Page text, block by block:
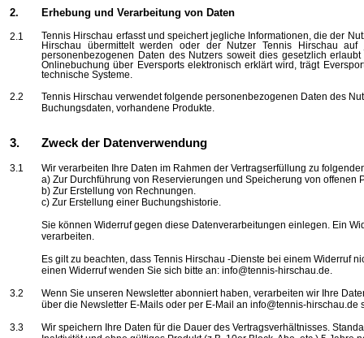
2. Erhebung und Verarbeitung von Daten
2.1
Tennis Hirschau erfasst und speichert jegliche Informationen, die der
Hirschau übermittelt werden oder der Nutzer Tennis Hirschau
personenbezogenen Daten des Nutzers soweit dies gesetzlich
Onlinebuchung über Eversportselektronisch erklärt wird, trägt
technische Systeme.
2.2
Tennis Hirschau verwendet folgende personenbezogenen Daten des
Buchungsdaten, vorhandene Produkte.
3. Zweck der Datenverwendung
3.1
Wir verarbeiten Ihre Daten im Rahmen der Vertragserfüllung zu
a) Zur Durchführung von Reservierungen und Speicherung von offenen
b) Zur Erstellung von Rechnungen.
c) Zur Erstellung einer Buchungshistorie.
Sie können Widerruf gegen diese Datenverarbeitungen einlegen. Ein
verarbeiten.
Es gilt zu beachten, dass Tennis Hirschau -Dienste bei einem Widerruf
einen Widerruf wenden Sie sich bitte an: info@tennis-hirschau.de.
3.2
Wenn Sie unseren Newsletter abonniert haben, verarbeiten wir Ihre
über die Newsletter E-Mails oder per E-Mail an info@tennis-hirschau.de
3.3
Wir speichern Ihre Daten für die Dauer des Vertragsverhältnisses.